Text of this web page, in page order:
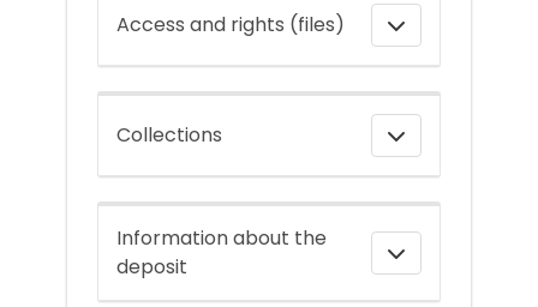
Access and rights (files)
Collections
Information about the
deposit